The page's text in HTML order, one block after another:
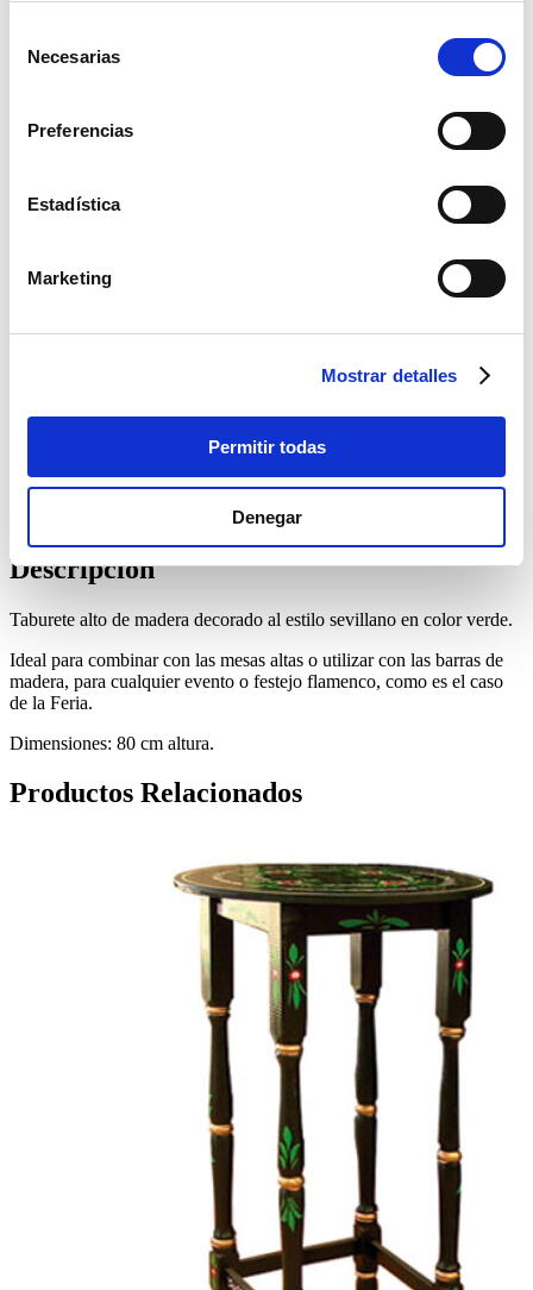
Necesarias
Preferencias
Estadística
Marketing
Mostrar detalles
Permitir todas
Denegar
Descripción
Taburete alto de madera decorado al estilo sevillano en color verde.
Ideal para combinar con las mesas altas o utilizar con las barras de
madera, para cualquier evento o festejo flamenco, como es el caso
de la Feria.
Dimensiones: 80 cm altura.
Productos Relacionados